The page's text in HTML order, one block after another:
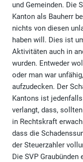
und Gemeinden. Die
Kanton als Bauherr
nichts von diesen
haben will. Dies ist
Aktivitäten auch in
wurden. Entweder
oder man war
aufzudecken. Der
Kantons ist
verlangt, dass,
in Rechtskraft
dass die
der Steuerzahler
Die SVP